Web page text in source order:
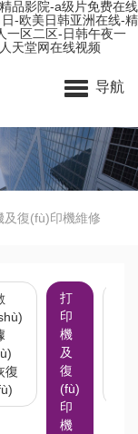
品影院-a级片免费在线
-欧美日韩亚洲在线-精
一区二区-日韩午夜一
天堂网在线视频
(wǎng)絡(luò)安裝維
印機及維修加粉,數导航
及復(fù)印機維修
復
打
印
機
及
復
(fù)
印
機